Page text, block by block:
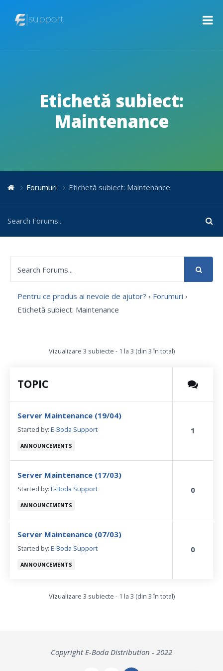
Etichetă subiect:
Maintenance
Forumuri Etichetă subiect: Maintenance
Pentru ce produs ai nevoie de ajutor? › Forumuri ›
Etichetă subiect: Maintenance
Vizualizare 3 subiecte - 1 la 3 (din 3 în total)
TOPIC
Server Maintenance (19/04)
Started by: E-Boda Support
ANNOUNCEMENTS
1
Server Maintenance (17/03)
Started by: E-Boda Support
ANNOUNCEMENTS
0
Server Maintenance (07/03)
Started by: E-Boda Support
ANNOUNCEMENTS
0
Vizualizare 3 subiecte - 1 la 3 (din 3 în total)
Copyright E-Boda Distribution - 2022